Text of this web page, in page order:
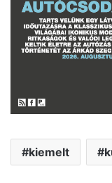
kiemelt